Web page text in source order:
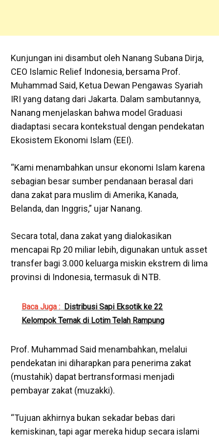
‎Kunjungan ini disambut oleh Nanang Subana Dirja,
CEO Islamic Relief Indonesia, bersama Prof.
Muhammad Said, Ketua Dewan Pengawas Syariah
IRI yang datang dari Jakarta. Dalam sambutannya,
Nanang menjelaskan bahwa model Graduasi
diadaptasi secara kontekstual dengan pendekatan
Ekosistem Ekonomi Islam (EEI).
“Kami menambahkan unsur ekonomi Islam karena
sebagian besar sumber pendanaan berasal dari
dana zakat para muslim di Amerika, Kanada,
Belanda, dan Inggris,” ujar Nanang.
‎Secara total, dana zakat yang dialokasikan
mencapai Rp 20 miliar lebih, digunakan untuk asset
transfer bagi 3.000 keluarga miskin ekstrem di lima
provinsi di Indonesia, termasuk di NTB.
Baca Juga : Distribusi Sapi Eksotik ke 22
Kelompok Ternak di Lotim Telah Rampung
‎Prof. Muhammad Said menambahkan, melalui
pendekatan ini diharapkan para penerima zakat
(mustahik) dapat bertransformasi menjadi
pembayar zakat (muzakki).
“Tujuan akhirnya bukan sekadar bebas dari
kemiskinan, tapi agar mereka hidup secara islami